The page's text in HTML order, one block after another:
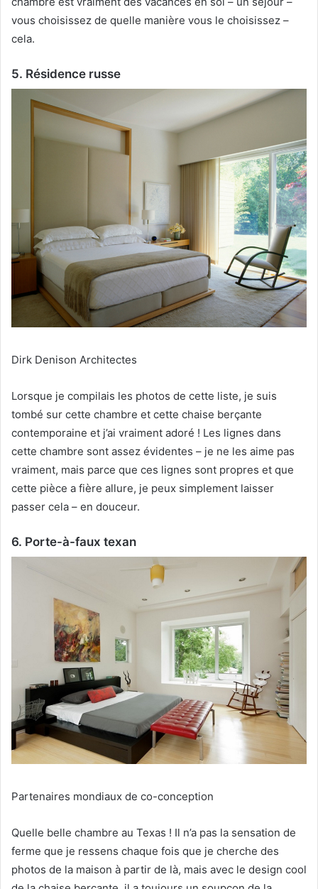
vous choisissez de quelle manière vous le choisissez –
cela.
5. Résidence russe
Dirk Denison Architectes
Lorsque je compilais les photos de cette liste, je suis
tombé sur cette chambre et cette chaise berçante
contemporaine et j’ai vraiment adoré ! Les lignes dans
cette chambre sont assez évidentes – je ne les aime pas
vraiment, mais parce que ces lignes sont propres et que
cette pièce a fière allure, je peux simplement laisser
passer cela – en douceur.
6. Porte-à-faux texan
Partenaires mondiaux de co-conception
Quelle belle chambre au Texas ! Il n’a pas la sensation de
ferme que je ressens chaque fois que je cherche des
photos de la maison à partir de là, mais avec le design cool